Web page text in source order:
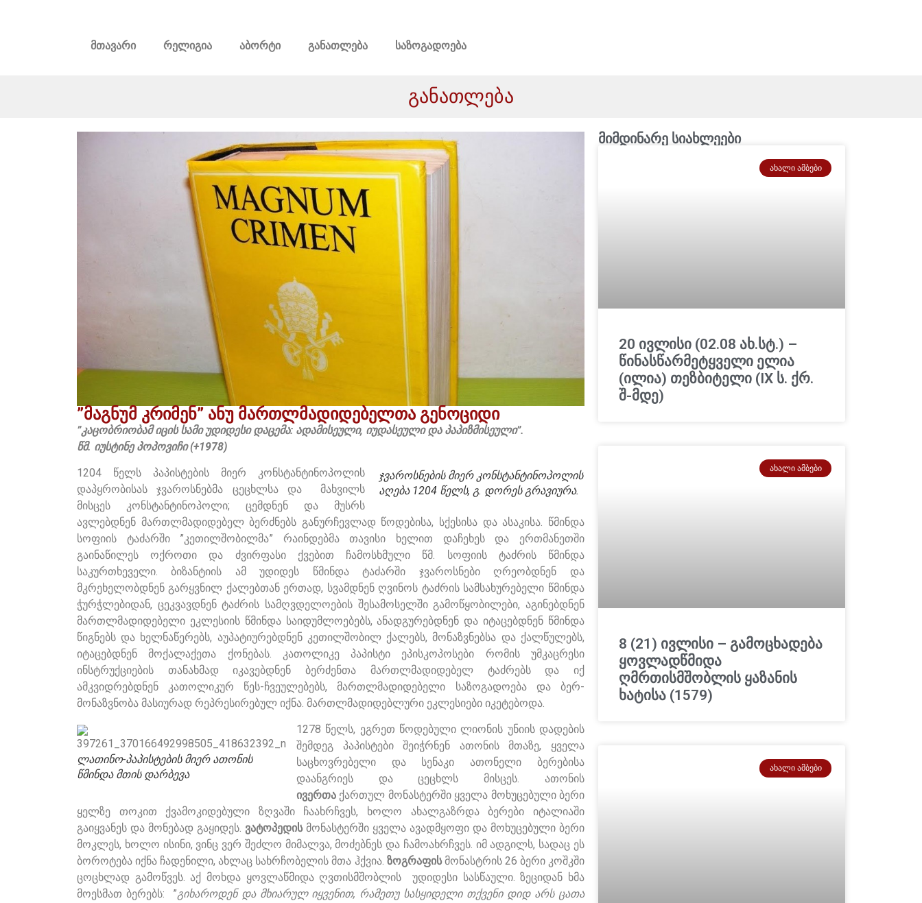
მთავარი რელიგია აბორტი განათლება საზოგადოება
განათლება
”მაგნუმ კრიმენ” ანუ მართლმადიდებელთა გენოციდი
”კაცობრიობამ იცის სამი უდიდესი დაცემა: ადამისეული, იუდასეული და პაპიზმისეული”.
წმ. იუსტინე პოპოვიჩი (+1978)
ჯვაროსნების მიერ კონსტანტინოპოლის
აღება 1204 წელს, გ. დორეს გრავიურა.
1204 წელს პაპისტების მიერ კონსტანტინოპოლის
დაპყრობისას ჯვაროსნებმა ცეცხლსა და მახვილს
მისცეს კონსტანტინოპოლი; ცემდნენ და მუსრს
ავლებდნენ მართლმადიდებელ ბერძნებს განურჩევლად წოდებისა, სქესისა და ასაკისა. წმინდა
სოფიის ტაძარში ”კეთილშობილმა” რაინდებმა თავისი ხელით დაჩეხეს და ერთმანეთში
გაინაწილეს ოქროთი და ძვირფასი ქვებით ჩამოსხმული წმ. სოფიის ტაძრის წმინდა
საკურთხეველი. ბიზანტიის ამ უდიდეს წმინდა ტაძარში ჯვაროსნები ღრეობდნენ და
მკრეხელობდნენ გარყვნილ ქალებთან ერთად, სვამდნენ ღვინოს ტაძრის სამსახურებელი წმინდა
ჭურჭლებიდან, ცეკვავდნენ ტაძრის სამღვდელოების შესამოსელში გამოწყობილები, აგინებდნენ
მართლმადიდებელი ეკლესიის წმინდა საიდუმლოებებს, ანადგურებდნენ და იტაცებდნენ წმინდა
წიგნებს და ხელნაწერებს, აუპატიურებდნენ კეთილშობილ ქალებს, მონაზვნებსა და ქალწულებს,
იტაცებდნენ მოქალაქეთა ქონებას. კათოლიკე პაპისტი ეპისკოპოსები რომის უმკაცრესი
ინსტრუქციების თანახმად იკავებდნენ ბერძენთა მართლმადიდებელ ტაძრებს და იქ
ამკვიდრებდნენ კათოლიკურ წეს-ჩვეულებებს, მართლმადიდებელი საზოგადოება და ბერ-
მონაზვნობა მასიურად რეპრესირებულ იქნა. მართლმადიდებლური ეკლესიები იკეტებოდა.
ლათინო-პაპისტების მიერ ათონის
წმინდა მთის დარბევა
1278 წელს, ეგრეთ წოდებული ლიონის უნიის დადების
შემდეგ პაპისტები შეიჭრნენ ათონის მთაზე, ყველა
საცხოვრებელი და სენაკი ათონელი ბერებისა
დაანგრიეს და ცეცხლს მისცეს. ათონის
ივერთა ქართულ მონასტერში ყველა მოხუცებული ბერი
ყელზე თოკით ქვამოკიდებული ზღვაში ჩაახრჩვეს, ხოლო ახალგაზრდა ბერები იტალიაში
გაიყვანეს და მონებად გაყიდეს. ვატოპედისმონასტერში ყველა ავადმყოფი და მოხუცებული ბერი
მოკლეს, ხოლო ისინი, ვინც ვერ შეძლო მიმალვა, მოძებნეს და ჩამოახრჩვეს. იმ ადგილს, სადაც ეს
ბოროტება იქნა ჩადენილი, ახლაც სახრჩობელის მთა ჰქვია. ზოგრაფისმონასტრის 26 ბერი კოშკში
ცოცხლად გამოწვეს. აქ მოხდა ყოვლაწმიდა ღვთისმშობლის უდიდესი სასწაული. ზეციდან ხმა
მოესმათ ბერებს: ”გიხაროდენ და მხიარულ იყვენით, რამეთუ სასყიდელი თქვენი დიდ არს ცათა
მიმდინარე სიახლეები
ᲐᲮᲐᲚᲘ ᲐᲛᲑᲔᲑᲘ
20 ივლისი (02.08 ახ.სტ.) –
წინასწარმეტყველი ელია
(ილია) თეზბიტელი (IX ს. ქრ.
შ-მდე)
ᲐᲮᲐᲚᲘ ᲐᲛᲑᲔᲑᲘ
8 (21) ივლისი – გამოცხადება
ყოვლადწმიდა
ღმრთისმშობლის ყაზანის
ხატისა (1579)
ᲐᲮᲐᲚᲘ ᲐᲛᲑᲔᲑᲘ